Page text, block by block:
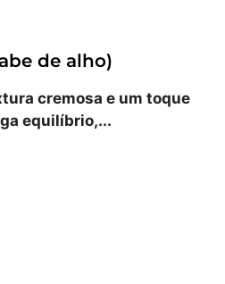
de alho)
cremosa e um toque
equilíbrio,...